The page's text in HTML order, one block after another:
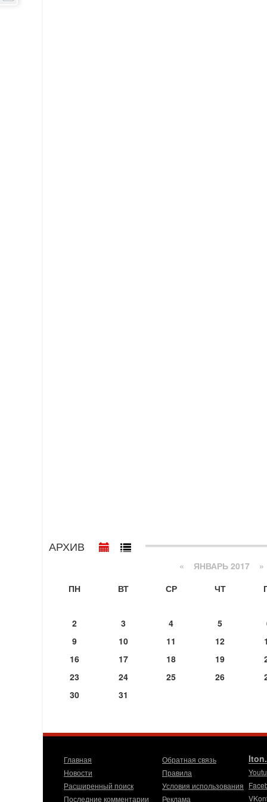
АРХИВ
« ЯНВАРЬ 2017 »
ПН
ВТ СР ЧТ
2
3 4 5
9
10 11 12
16
17 18 19
23
24 25 26
30
31
Главная
Новости
Расширенный поиск
Последние комментарии
Обратная связь
Правила
Условия использования
Реклама